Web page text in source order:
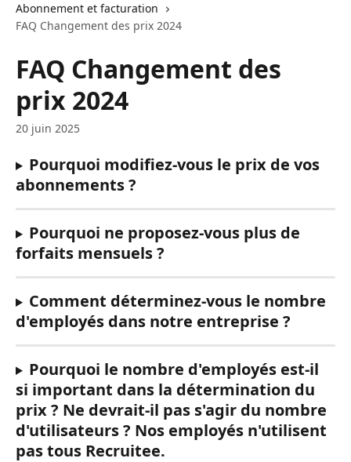
Abonnement et facturation
FAQ Changement des prix 2024
FAQ Changement des
prix 2024
20 juin 2025
Pourquoi modifiez-vous le prix de vos
abonnements ?
Pourquoi ne proposez-vous plus de
forfaits mensuels ?
Comment déterminez-vous le nombre
d'employés dans notre entreprise ?
Pourquoi le nombre d'employés est-il
si important dans la détermination du
prix ? Ne devrait-il pas s'agir du nombre
d'utilisateurs ? Nos employés n'utilisent
pas tous Recruitee.